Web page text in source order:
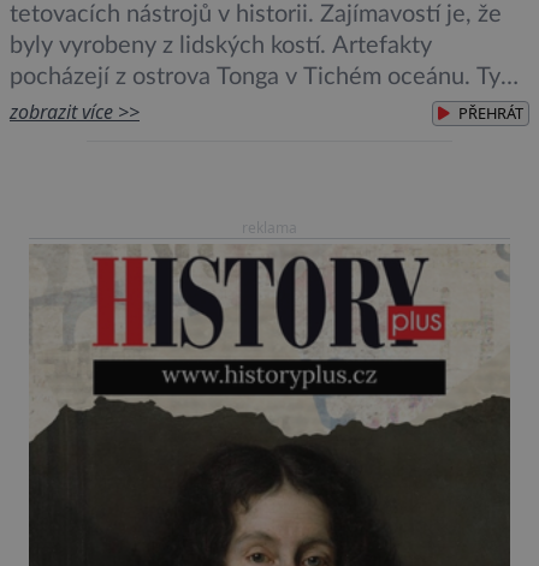
tetovacích nástrojů v historii. Zajímavostí je, že
byly vyrobeny z lidských kostí. Artefakty
pocházejí z ostrova Tonga v Tichém oceánu. Ty
ale nejsou jediné skutečně staré. Nástroje s
zobrazit více >> PŘEHRÁT